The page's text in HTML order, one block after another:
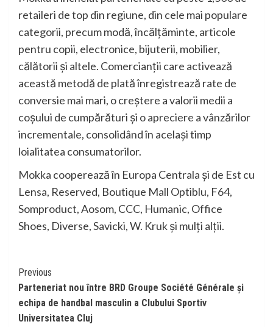
retaileri de top din regiune, din cele mai populare
categorii, precum modă, încălțăminte, articole
pentru copii, electronice, bijuterii, mobilier,
călătorii și altele. Comercianții care activează
această metodă de plată înregistrează rate de
conversie mai mari, o creștere a valorii medii a
coșului de cumpărături și o apreciere a vânzărilor
incrementale, consolidând în același timp
loialitatea consumatorilor.
Mokka cooperează în Europa Centrala și de Est cu
Lensa, Reserved, Boutique Mall Optiblu, F64,
Somproduct, Aosom, CCC, Humanic, Office
Shoes, Diverse, Savicki, W. Kruk și mulți alții.
Continue
Reading
Previous
Parteneriat nou între BRD Groupe Société Générale și
echipa de handbal masculin a Clubului Sportiv
Universitatea Cluj